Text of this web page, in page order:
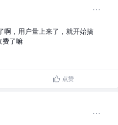
啊，用户量上来了，就开始搞
费了嘛
点赞